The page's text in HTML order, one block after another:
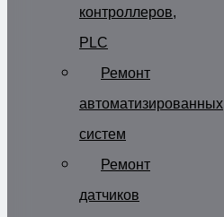
контроллеров,
PLC
Ремонт
автоматизированных
систем
Ремонт
датчиков